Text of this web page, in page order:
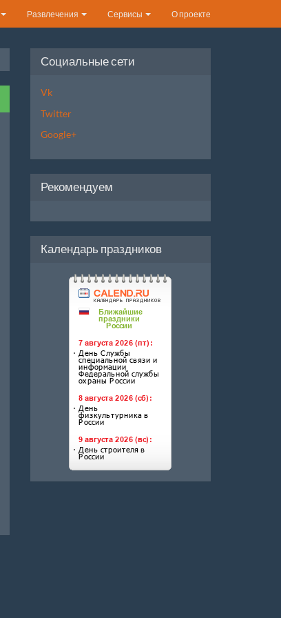
Развлечения Сервисы О проекте
Социальные сети
Vk
Twitter
Google+
Рекомендуем
Календарь праздников